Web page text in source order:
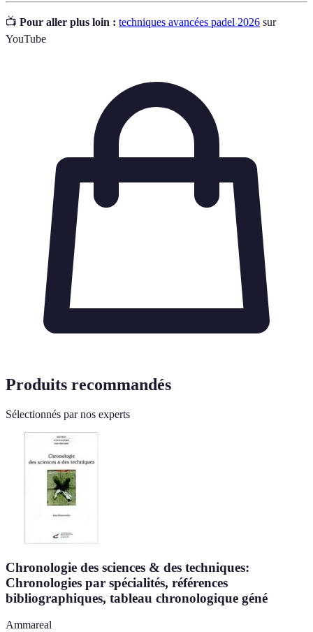
📺 Pour aller plus loin : techniques avancées padel 2026 sur
YouTube
Produits recommandés
Sélectionnés par nos experts
Chronologie des sciences & des techniques:
Chronologies par spécialités, références
bibliographiques, tableau chronologique géné
Ammareal